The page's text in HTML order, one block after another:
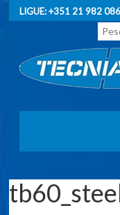
LIGUE:+351 21 982
por: